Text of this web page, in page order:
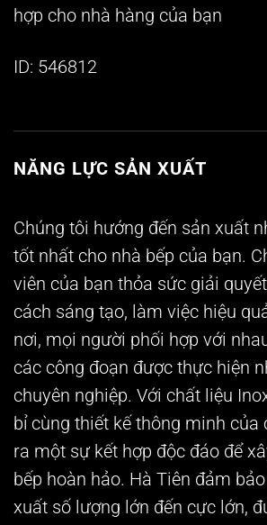
hợp cho nhà hàng của bạn
ID: 546812
NĂNG LỰC SẢN XUẤT
Chúng tôi hướng đến sản xuất
tốt nhất cho nhà bếp của bạn.
viên của bạn thỏa sức giải
cách sáng tạo, làm việc hiệu
nơi, mọi người phối hợp với
các công đoạn được thực hiện
chuyên nghiệp. Với chất liệu
bỉ cùng thiết kế thông minh của
ra một sự kết hợp độc đáo để
bếp hoàn hảo. Hà Tiên đảm
xuất số lượng lớn đến cực lớn,